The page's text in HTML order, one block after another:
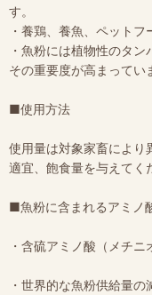
す。
・養鶏、養魚、ペットフ
・魚粉には植物性のタン
その重要度が高まってい
■使用方法
使用量は対象家畜により
適宜、飽食量を与えてく
■魚粉に含まれるアミノ
・含硫アミノ酸（メチ
・世界的な魚粉供給量